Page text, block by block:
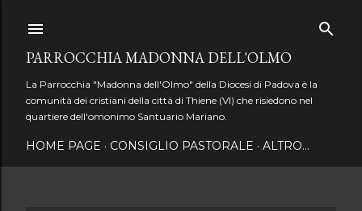
PARROCCHIA MADONNA DELL'OLMO
La Parrocchia "Madonna dell'Olmo" della Diocesi di Padova è la
comunità dei cristiani della città di Thiene (VI) che risiedono nel
quartiere dell'omonimo Santuario Mariano.
HOME PAGE CONSIGLIO PASTORALE ALTRO…